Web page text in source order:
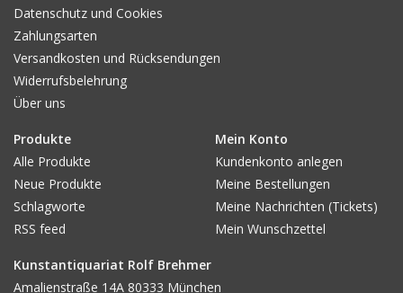
Varia & Rara
Kunst-Doku
Datenschutz und Cookies
Zahlungsarten
Versandkosten und Rücksendungen
Widerrufsbelehrung
Über uns
Produkte
Alle Produkte
Neue Produkte
Schlagworte
RSS feed
Mein Konto
Kundenkonto anlegen
Meine Bestellungen
Meine Nachrichten (Tickets)
Mein Wunschzettel
Kunstantiquariat Rolf Brehmer
Amalienstraße 14A 80333 München